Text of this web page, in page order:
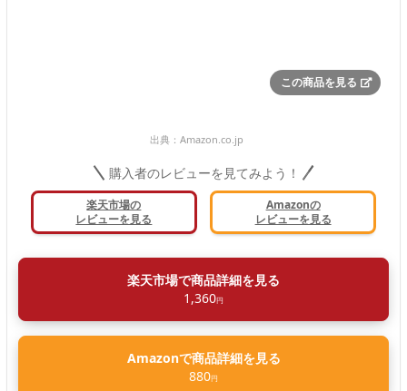
この商品を見る
出典： Amazon.co.jp
購入者のレビューを見てみよう！
楽天市場の
レビューを見る
Amazonの
レビューを見る
楽天市場で商品詳細を見る
1,360円
Amazonで商品詳細を見る
880円